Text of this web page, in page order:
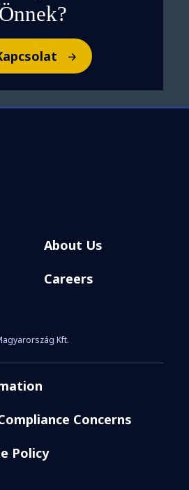
Önnek?
About Us
Careers
Kft.
Concerns
Policy